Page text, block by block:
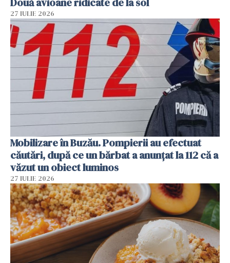
27 IULIE 2026
Mobilizare în Buzău. Pompierii au efectuat
căutări, după ce un bărbat a anunțat la 112 că a
văzut un obiect luminos
27 IULIE 2026